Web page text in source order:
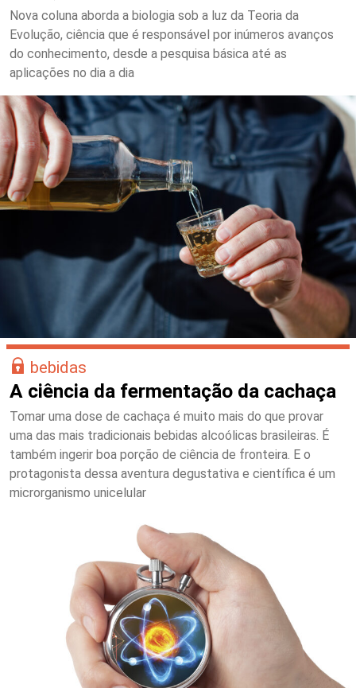
Nova coluna aborda a biologia sob a luz da Teoria da
Evolução, ciência que é responsável por inúmeros avanços
do conhecimento, desde a pesquisa básica até as
aplicações no dia a dia
bebidas
A ciência da fermentação da cachaça
Tomar uma dose de cachaça é muito mais do que provar
uma das mais tradicionais bebidas alcoólicas brasileiras. É
também ingerir boa porção de ciência de fronteira. E o
protagonista dessa aventura degustativa e científica é um
microrganismo unicelular